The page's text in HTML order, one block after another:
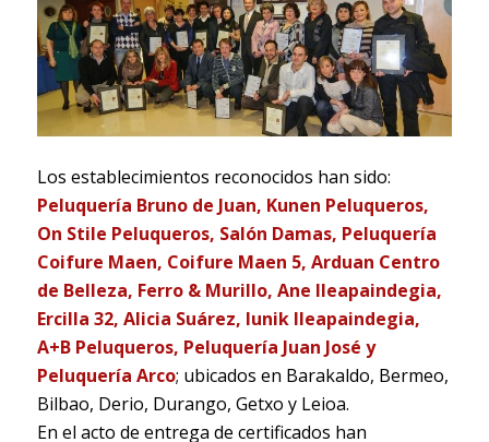
Los establecimientos reconocidos han sido:
Peluquería Bruno de Juan, Kunen Peluqueros,
On Stile Peluqueros, Salón Damas, Peluquería
Coifure Maen, Coifure Maen 5, Arduan Centro
de Belleza, Ferro & Murillo, Ane Ileapaindegia,
Ercilla 32, Alicia Suárez, Iunik Ileapaindegia,
A+B Peluqueros, Peluquería Juan José y
Peluquería Arco; ubicados en Barakaldo, Bermeo,
Bilbao, Derio, Durango, Getxo y Leioa.
En el acto de entrega de certificados han